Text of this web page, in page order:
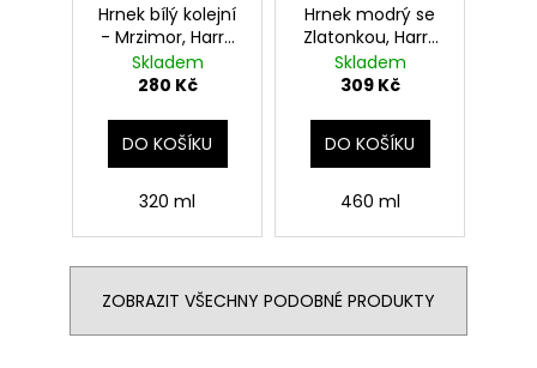
Hrnek bílý kolejní
- Mrzimor, Harry
Potter
Skladem
280 Kč
DO KOŠÍKU
320 ml
Hrnek modrý se
Zlatonkou, Harry
Potter
Skladem
309 Kč
DO KOŠÍKU
460 ml
ZOBRAZIT VŠECHNY PODOBNÉ PRODUKTY